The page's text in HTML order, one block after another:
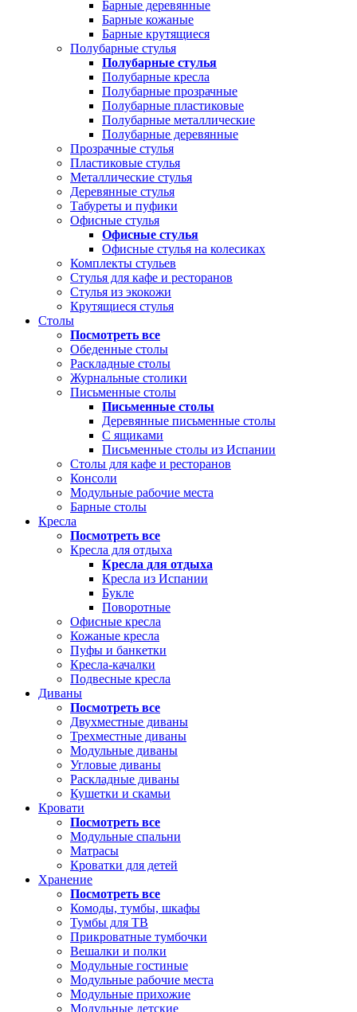
Барные деревянные
Барные кожаные
Барные крутящиеся
Полубарные стулья
Полубарные стулья
Полубарные кресла
Полубарные прозрачные
Полубарные пластиковые
Полубарные металлические
Полубарные деревянные
Прозрачные стулья
Пластиковые стулья
Металлические стулья
Деревянные стулья
Табуреты и пуфики
Офисные стулья
Офисные стулья
Офисные стулья на колесиках
Комплекты стульев
Стулья для кафе и ресторанов
Стулья из экокожи
Крутящиеся стулья
Столы
Посмотреть все
Обеденные столы
Раскладные столы
Журнальные столики
Письменные столы
Письменные столы
Деревянные письменные столы
С ящиками
Письменные столы из Испании
Столы для кафе и ресторанов
Консоли
Модульные рабочие места
Барные столы
Кресла
Посмотреть все
Кресла для отдыха
Кресла для отдыха
Кресла из Испании
Букле
Поворотные
Офисные кресла
Кожаные кресла
Пуфы и банкетки
Кресла-качалки
Подвесные кресла
Диваны
Посмотреть все
Двухместные диваны
Трехместные диваны
Модульные диваны
Угловые диваны
Раскладные диваны
Кушетки и скамьи
Кровати
Посмотреть все
Модульные спальни
Матрасы
Кроватки для детей
Хранение
Посмотреть все
Комоды, тумбы, шкафы
Тумбы для ТВ
Прикроватные тумбочки
Вешалки и полки
Модульные гостиные
Модульные рабочие места
Модульные прихожие
Модульные детские